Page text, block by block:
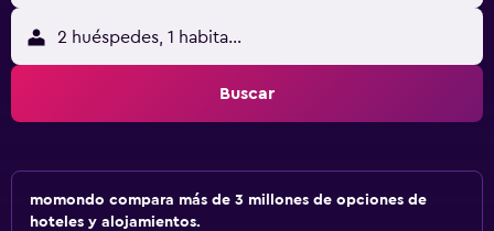
2 huéspedes, 1 habitación
Buscar
momondo compara más de 3 millones de opciones de
hoteles y alojamientos.